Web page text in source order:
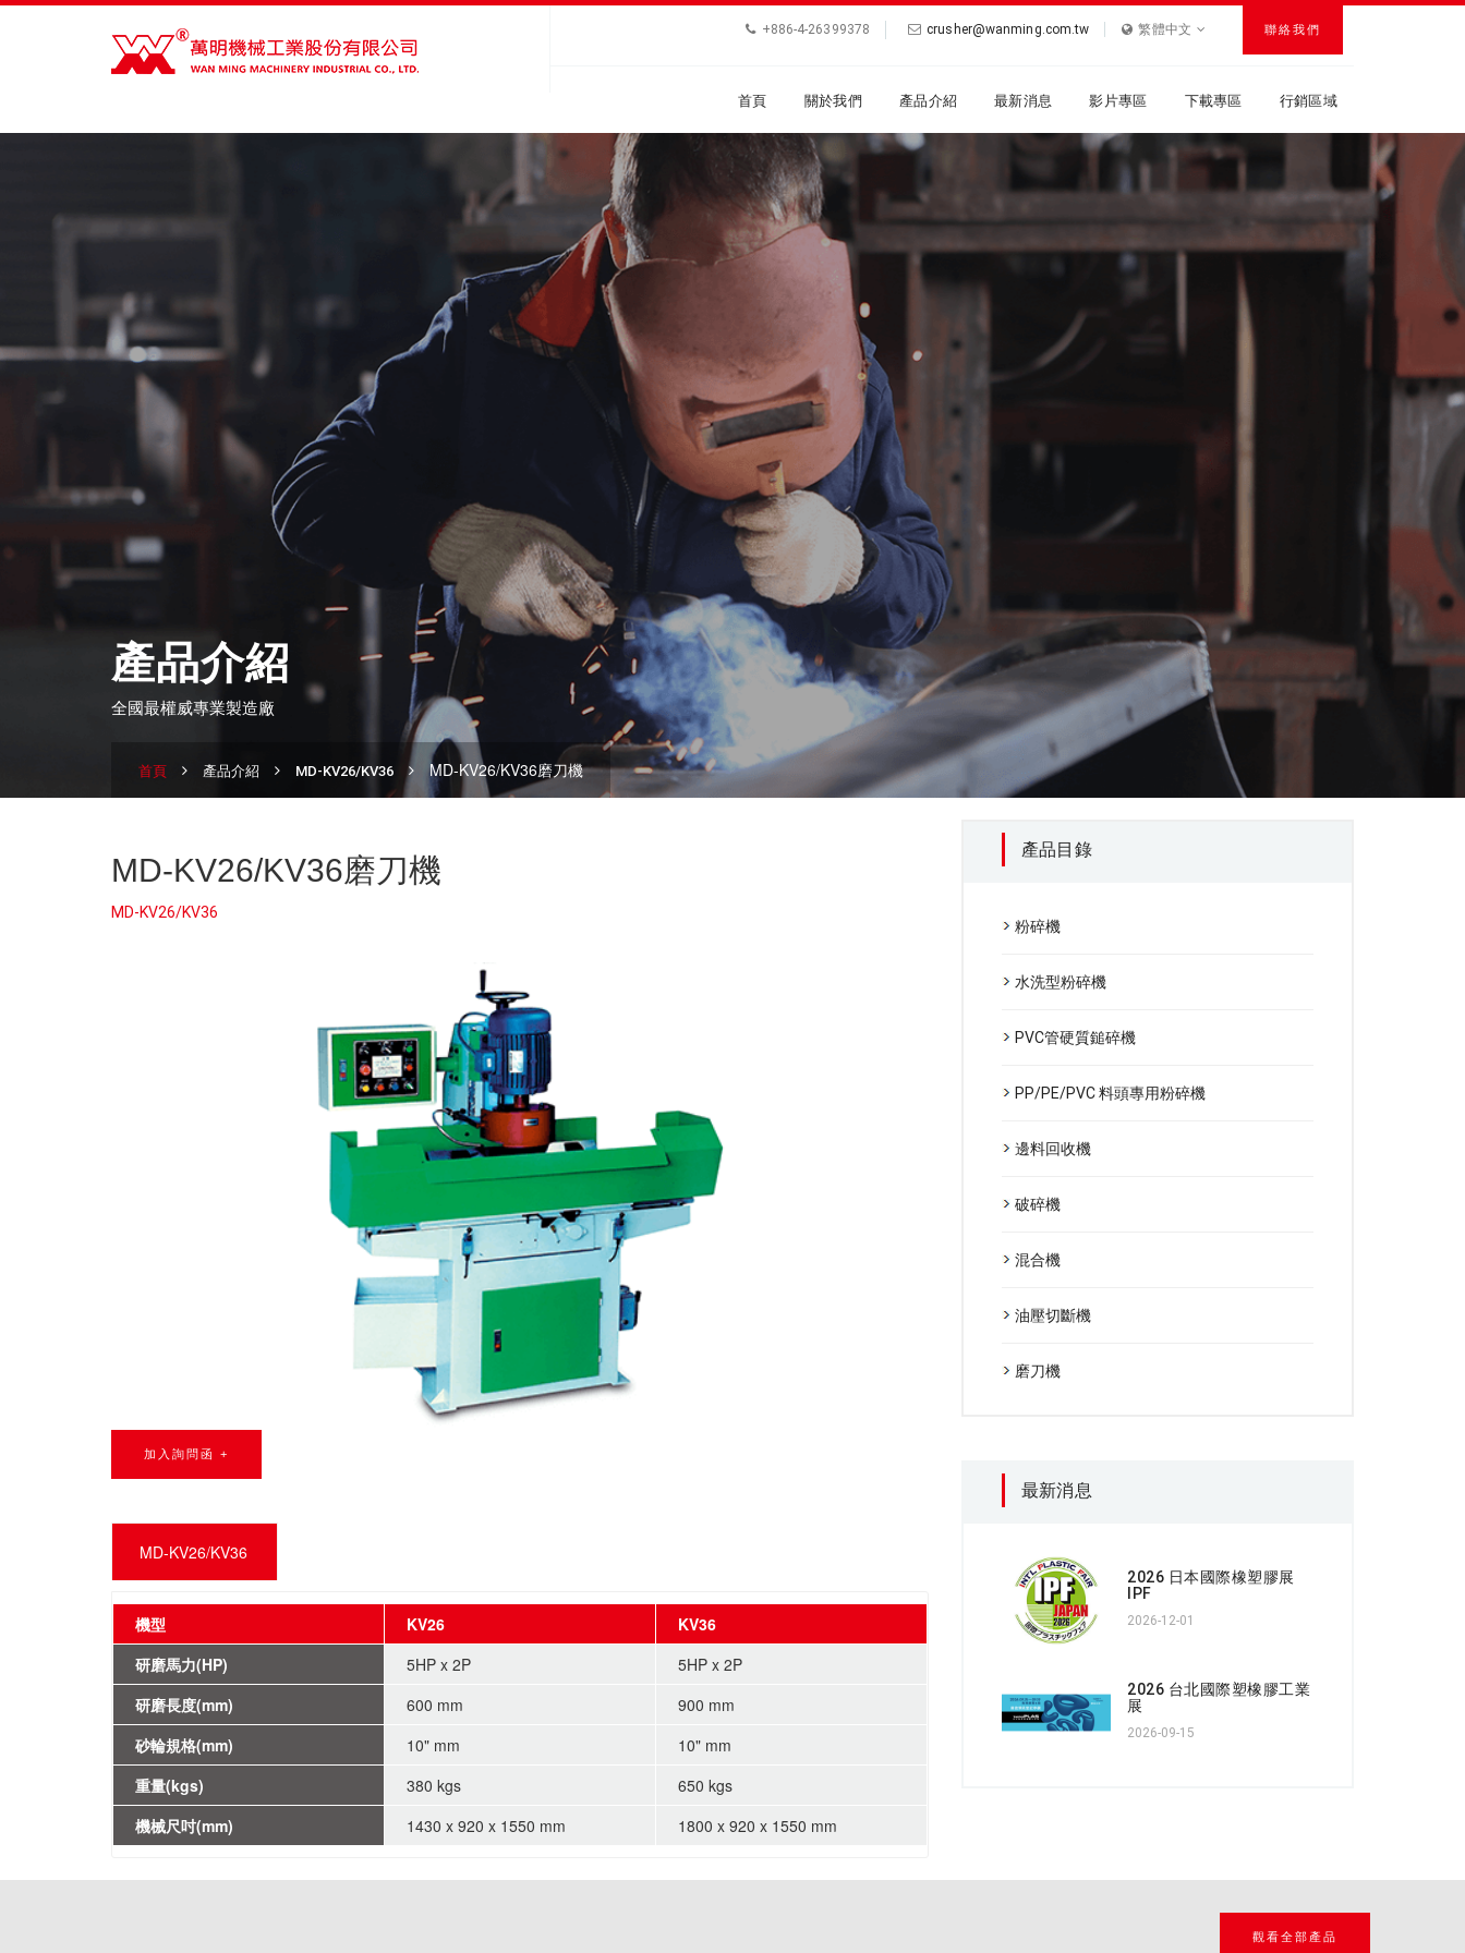
+886-4-26399378 crusher@wanming.com.tw 繁體中文 聯絡我們
首頁 關於我們 產品介紹 最新消息 影片專區 下載專區 行銷區域
產品介紹
全國最權威專業製造廠
首頁 產品介紹 MD-KV26/KV36 MD-KV26/KV36磨刀機
MD-KV26/KV36磨刀機
MD-KV26/KV36
加入詢問函 +
MD-KV26/KV36
機型 KV26
KV36
研磨馬力(HP)
5HP x 2P
5HP x 2P
研磨長度(mm)
600 mm
900 mm
砂輪規格(mm)
10" mm
10" mm
重量(kgs)
380 kgs
650 kgs
機械尺吋(mm)
1430 x 920 x 1550 mm 1800 x 920 x 1550 mm
產品目錄
粉碎機
水洗型粉碎機
PVC管硬質鎚碎機
PP/PE/PVC 料頭專用粉碎機
邊料回收機
破碎機
混合機
油壓切斷機
磨刀機
最新消息
2026 日本國際橡塑膠展
IPF
2026-12-01
2026 台北國際塑橡膠工業
展
2026-09-15
觀看全部產品